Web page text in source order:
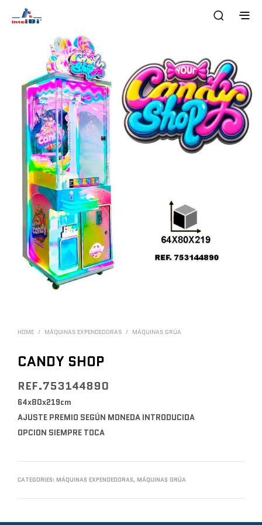
HOME / MÁQUINAS EXPENDEDORAS / MÁQUINAS GRÚA
CANDY SHOP
REF.753144890
64x80x219cm
AJUSTE PREMIO SEGÚN MONEDA INTRODUCIDA
OPCION SIEMPRE TOCA
CATEGORIES: MÁQUINAS EXPENDEDORAS, MÁQUINAS GRÚA